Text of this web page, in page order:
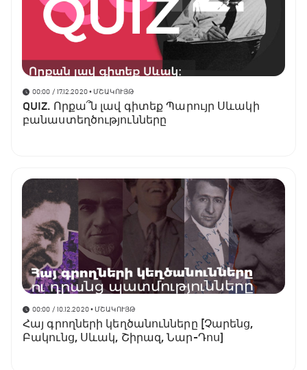
00:00 / 17.12.2020• ՄՇԱԿՈՒՅԹ
QUIZ. Որքա՞ն լավ գիտեք Պարույր Սևակի
բանաստեղծությունները
00:00 / 10.12.2020• ՄՇԱԿՈՒՅԹ
Հայ գրողների կեղծանունները [Չարենց,
Բակունց, Սևակ, Շիրազ, Նար-Դոս]